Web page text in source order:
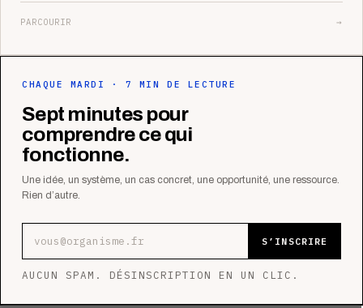
PARCOURIR →
CHAQUE MARDI · 7 MIN DE LECTURE
Sept minutes pour
comprendre ce qui
fonctionne.
Une idée, un système, un cas concret, une opportunité, une ressource.
Rien d’autre.
S’INSCRIRE
AUCUN SPAM. DÉSINSCRIPTION EN UN CLIC.